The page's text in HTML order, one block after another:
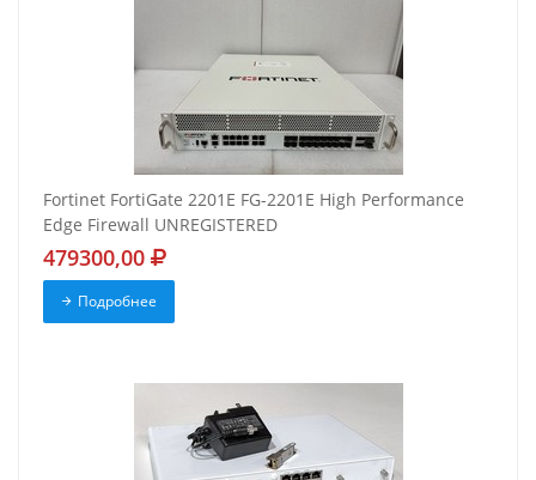
Fortinet FortiGate 2201E FG-2201E High Performance
Edge Firewall UNREGISTERED
479300,00
Подробнее